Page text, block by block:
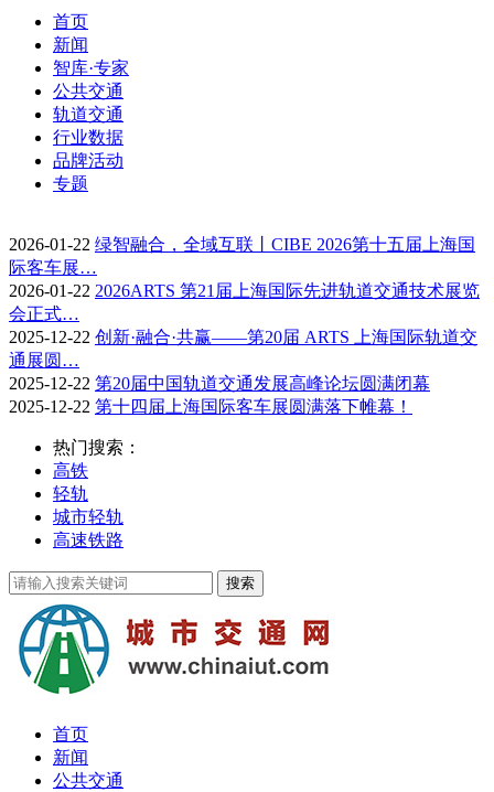
首页
新闻
智库·专家
公共交通
轨道交通
行业数据
品牌活动
专题
2026-01-22 绿智融合，全域互联丨CIBE 2026第十五届上海国
际客车展…
2026-01-22 2026ARTS 第21届上海国际先进轨道交通技术展览
会正式…
2025-12-22 创新·融合·共赢——第20届 ARTS 上海国际轨道交
通展圆…
2025-12-22 第20届中国轨道交通发展高峰论坛圆满闭幕
2025-12-22 第十四届上海国际客车展圆满落下帷幕！
热门搜索：
高铁
轻轨
城市轻轨
高速铁路
首页
新闻
公共交通